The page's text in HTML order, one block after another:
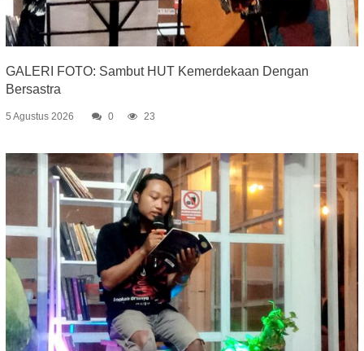
GALERI FOTO: Sambut HUT Kemerdekaan Dengan
Bersastra
5 Agustus 2026 0 23